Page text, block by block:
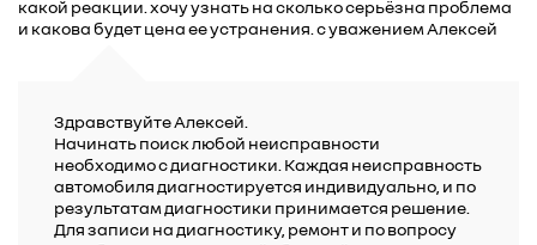
какой реакции. хочу узнать на сколько серьёзна проблема
и какова будет цена ее устранения. с уважением Алексей
Здравствуйте Алексей.
Начинать поиск любой неисправности
необходимо с диагностики. Каждая неисправность
автомобиля диагностируется индивидуально, и по
результатам диагностики принимается решение.
Для записи на диагностику, ремонт и по вопросу